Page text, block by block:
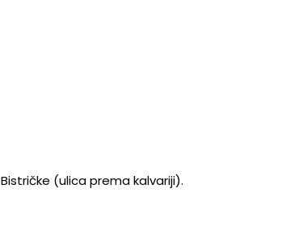
(ulica prema kalvariji).